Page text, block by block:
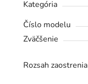
Kategória
Číslo modelu
Zväčšenie
Rozsah zaostrenia